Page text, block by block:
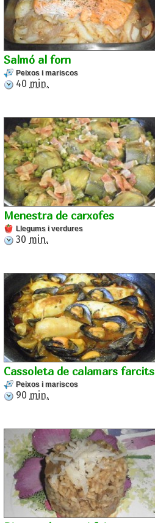
Salmó al forn
Peixos i mariscos
40 min.
Menestra de carxofes
Llegums i verdures
30 min.
Cassoleta de calamars farcits
Peixos i mariscos
90 min.